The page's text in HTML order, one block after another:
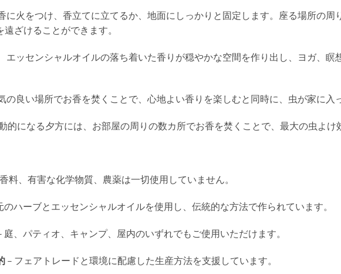
火をつけ、香立てに立てるか、地面にしっかりと固定します。座る場所の周
ざけることができます。
エッセンシャルオイルの落ち着いた香りが穏やかな空間を作り出し、ヨガ、瞑
良い場所でお香を焚くことで、心地よい香りを楽しむと同時に、虫が家に入
的になる夕方には、お部屋の周りの数カ所でお香を焚くことで、最大の虫よけ
料、有害な化学物質、農薬は一切使用していません。
のハーブとエッセンシャルオイルを使用し、伝統的な方法で作られています。
庭、パティオ、キャンプ、屋内のいずれでもご使用いただけます。
– フェアトレードと環境に配慮した生産方法を支援しています。